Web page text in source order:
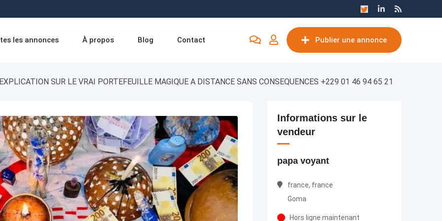
les annonces À propos Blog Contact Publier une annonce
EXPLICATION SUR LE VRAI PORTEFEUILLE MAGIQUE A DISTANCE SANS CONSEQUENCES +229 01 46 94 65 21
Informations sur le
vendeur
papa voyant
france, france
Goma
Hors ligne maintenant